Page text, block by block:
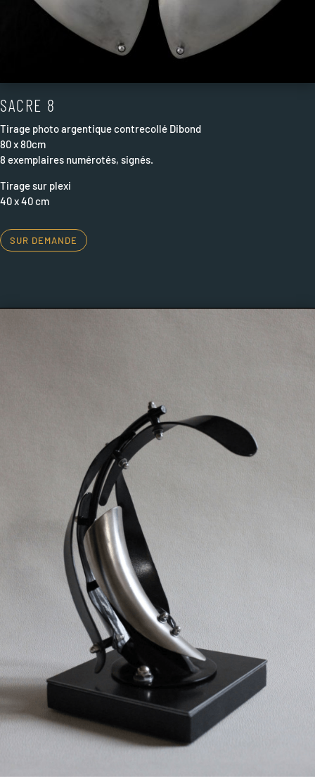
SACRE 8
Tirage photo argentique contrecollé Dibond
80 x 80cm
8 exemplaires numérotés, signés.
Tirage sur plexi
40 x 40 cm
SUR DEMANDE